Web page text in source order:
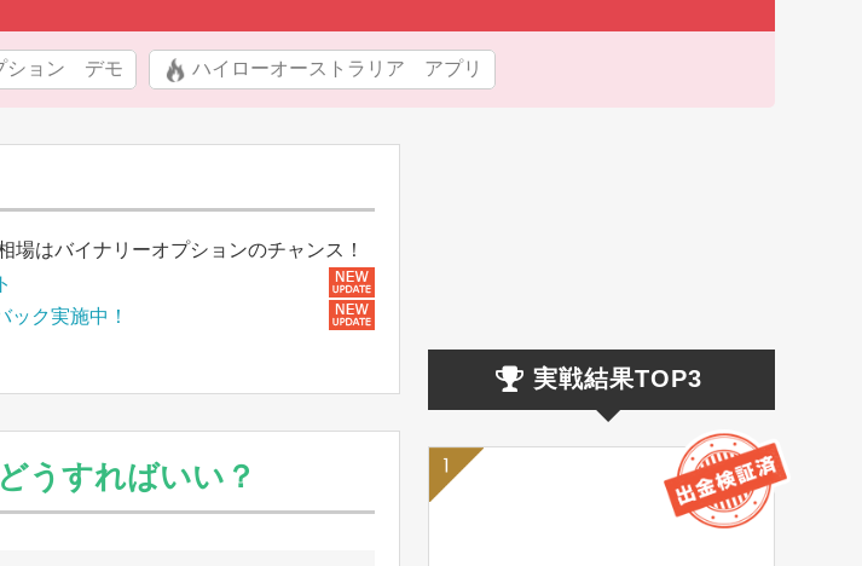
ション デモ ハイローオーストラリア アプリ
はバイナリーオプションのチャンス！
ク実施中！
うすればいい？
実戦結果TOP3